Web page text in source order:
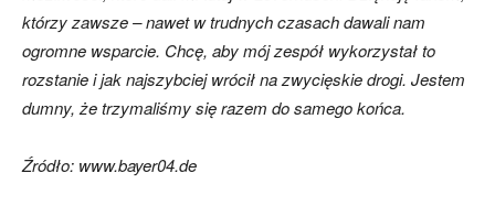
którzy zawsze – nawet w trudnych czasach dawali nam
ogromne wsparcie. Chcę, aby mój zespół wykorzystał to
rozstanie i jak najszybciej wrócił na zwycięskie drogi. Jestem
dumny, że trzymaliśmy się razem do samego końca.
Źródło: www.bayer04.de